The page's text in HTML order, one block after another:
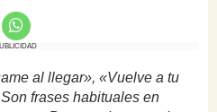
al llegar», «Vuelve a tu
frases habituales en